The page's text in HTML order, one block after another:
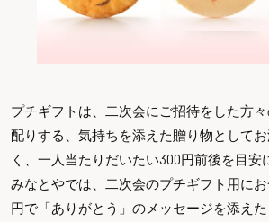
プチギフトは、二次会にご招待をした方
配りする、気持ちを添えた贈り物として
く、一人当たりだいたい300円前後を目安
みなとやでは、二次会のプチギフト用に
円で「ありがとう」のメッセージを添え